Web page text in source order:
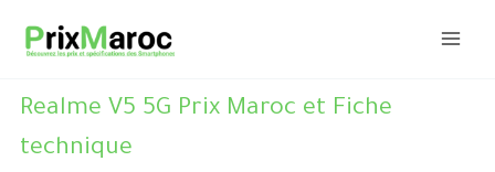
Realme V5 5G Prix Maroc et Fiche
technique